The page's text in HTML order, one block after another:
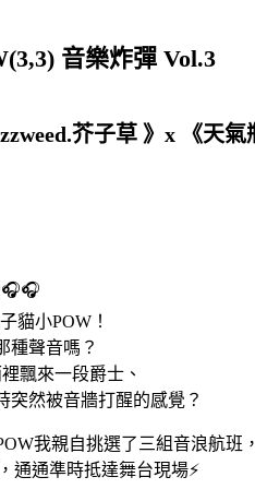
音樂炸彈 Vol.3
芥子草 》x 《天氣
貓小POW！
種聲音嗎？
飄來一段爵士、
突然被音牆打醒的感覺？
我親自挑選了三組音浪航班，
通通準時抵達舞台現場⚡